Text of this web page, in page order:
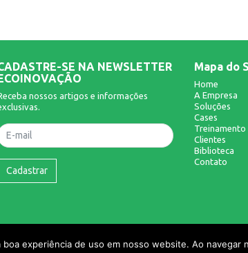
SE NA NEWSLETTER
nossos artigos e informações
Cadastrar
Mapa do
Home
A Empresa
Soluções
Cases
Treinamento
Clientes
Biblioteca
Contato
experiência de uso em nosso website. Ao